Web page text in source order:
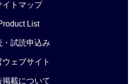
イトマップ
List
・試読申込み
ウェブサイト
掲載について